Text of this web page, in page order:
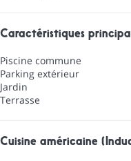
Caractéristiques
Piscine commune
Parking extérieur
Jardin
Terrasse
Cuisine américaine